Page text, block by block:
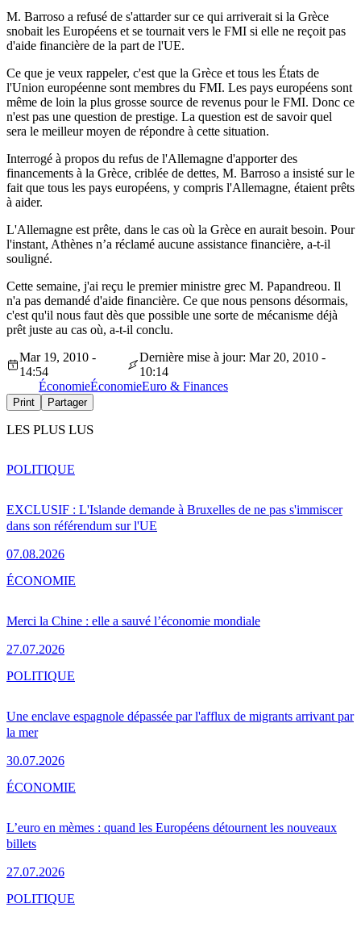
M. Barroso a refusé de s'attarder sur ce qui arriverait si la Grèce
snobait les Européens et se tournait vers le FMI si elle ne reçoit pas
d'aide financière de la part de l'UE.
Ce que je veux rappeler, c'est que la Grèce et tous les États de
l'Union européenne sont membres du FMI. Les pays européens sont
même de loin la plus grosse source de revenus pour le FMI. Donc ce
n'est pas une question de prestige. La question est de savoir quel
sera le meilleur moyen de répondre à cette situation.
Interrogé à propos du refus de l'Allemagne d'apporter des
financements à la Grèce, criblée de dettes, M. Barroso a insisté sur le
fait que tous les pays européens, y compris l'Allemagne, étaient prêts
à aider.
L'Allemagne est prête, dans le cas où la Grèce en aurait besoin. Pour
l'instant, Athènes n’a réclamé aucune assistance financière, a-t-il
souligné.
Cette semaine, j'ai reçu le premier ministre grec M. Papandreou. Il
n'a pas demandé d'aide financière. Ce que nous pensons désormais,
c'est qu'il nous faut dès que possible une sorte de mécanisme déjà
prêt juste au cas où, a-t-il conclu.
Mar 19, 2010 -
14:54
Dernière mise à jour: Mar 20, 2010 -
10:14
ÉconomieÉconomieEuro & Finances
Print Partager
LES PLUS LUS
EXCLUSIF : L'Islande demande à Bruxelles de ne pas s'immiscer
dans son référendum sur l'UE
07.08.2026
POLITIQUE
Merci la Chine : elle a sauvé l’économie mondiale
27.07.2026
ÉCONOMIE
Une enclave espagnole dépassée par l'afflux de migrants arrivant par
la mer
30.07.2026
POLITIQUE
L’euro en mèmes : quand les Européens détournent les nouveaux
billets
27.07.2026
ÉCONOMIE
POLITIQUE